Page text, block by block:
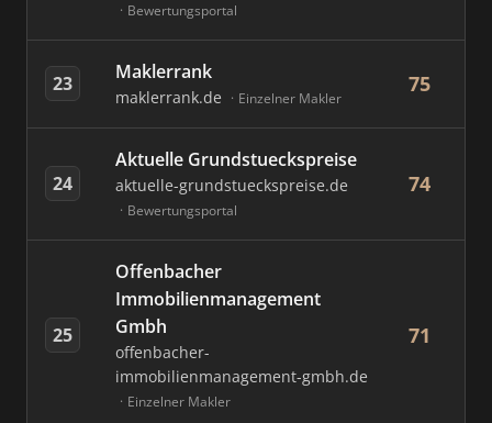
Bewertungsportal
23 Maklerrank
maklerrank.de Einzelner Makler
75
24
Aktuelle Grundstueckspreise
aktuelle-grundstueckspreise.de
Bewertungsportal
74
25
Offenbacher
Immobilienmanagement
Gmbh
offenbacher-
immobilienmanagement-gmbh.de
Einzelner Makler
71